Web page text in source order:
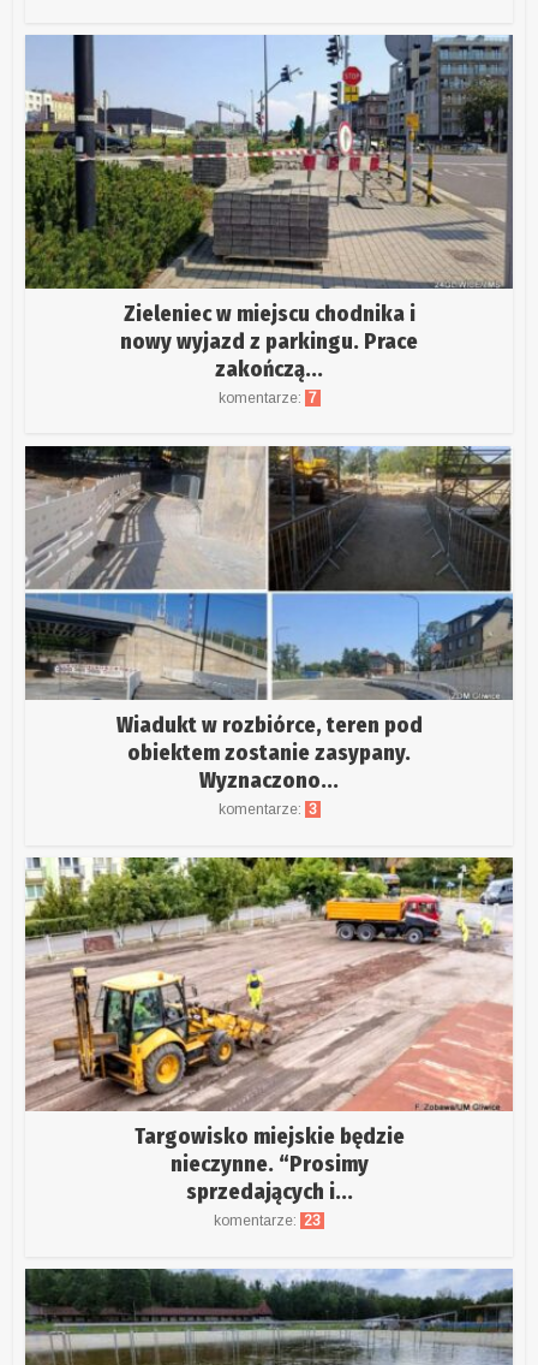
Zieleniec w miejscu chodnika i
nowy wyjazd z parkingu. Prace
zakończą...
komentarze: 7
Wiadukt w rozbiórce, teren pod
obiektem zostanie zasypany.
Wyznaczono...
komentarze: 3
Targowisko miejskie będzie
nieczynne. “Prosimy
sprzedających i...
komentarze: 23